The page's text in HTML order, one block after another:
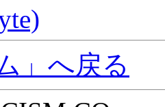
」へ戻る